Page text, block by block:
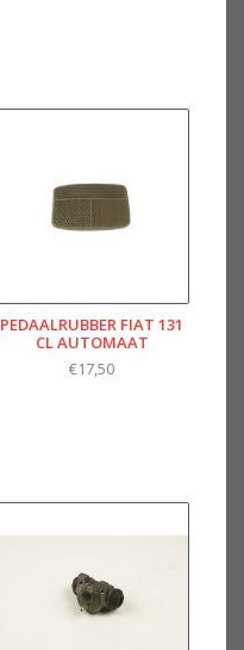
PEDAALRUBBER FIAT 131
CL AUTOMAAT
€17,50